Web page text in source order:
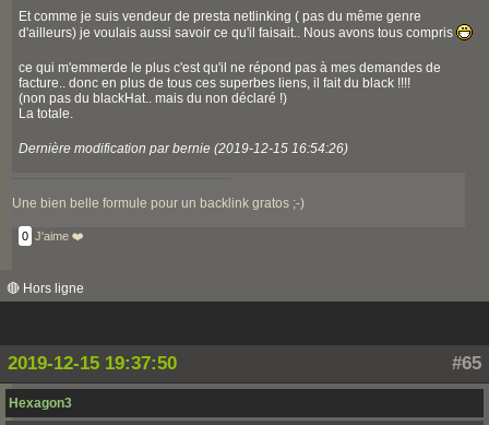
Et comme je suis vendeur de presta netlinking ( pas du même genre
d'ailleurs) je voulais aussi savoir ce qu'il faisait.. Nous avons tous compris
ce qui m'emmerde le plus c'est qu'il ne répond pas à mes demandes de
facture.. donc en plus de tous ces superbes liens, il fait du black !!!!
(non pas du blackHat.. mais du non déclaré !)
La totale.
Dernière modification par bernie (2019-12-15 16:54:26)
Une bien belle formule pour un backlink gratos ;-)
0 J'aime ❤️
🔴 Hors ligne
#65
2019-12-15 19:37:50
Hexagon3